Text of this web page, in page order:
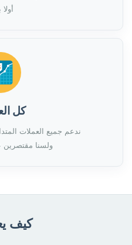
كل
ندعم جميع العملات
ولسنا مقتصرين
كيف